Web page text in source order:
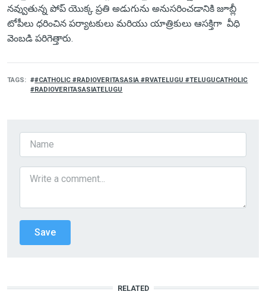
నవ్వుతున్న పోప్ యొక్క ప్రతి అడుగును అనుసరించడానికి జూబ్లీ
టోపీలు ధరించిన పర్యాటకులు మరియు యాత్రికులు ఆసక్తిగా వీధి
వెంబడి పరిగెత్తారు.
TAGS
#CATHOLIC #RADIOVERITASASIA #RVATELUGU #TELUGUCATHOLIC
#RADIOVERITASASIATELUGU
RELATED